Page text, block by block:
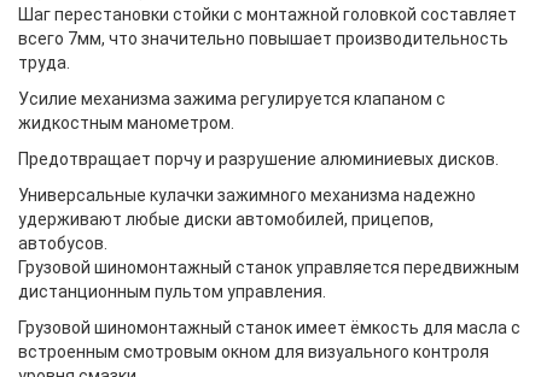
Шаг перестановки стойки с монтажной головкой составляет
всего 7мм, что значительно повышает производительность
труда.
Усилие механизма зажима регулируется клапаном с
жидкостным манометром.
Предотвращает порчу и разрушение алюминиевых дисков.
Универсальные кулачки зажимного механизма надежно
удерживают любые диски автомобилей, прицепов,
автобусов.
Грузовой шиномонтажный станок управляется передвижным
дистанционным пультом управления.
Грузовой шиномонтажный станок имеет ёмкость для масла с
встроенным смотровым окном для визуального контроля